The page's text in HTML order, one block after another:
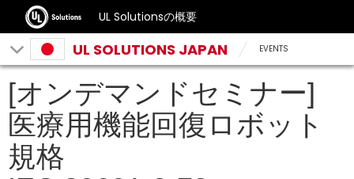
UL Solutionsの概要
UL SOLUTIONS JAPAN EVENTS
[オンデマンドセミナー]
医療用機能回復ロボット
規格